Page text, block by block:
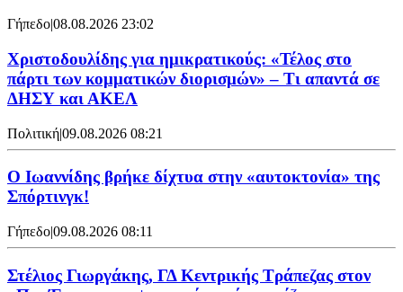
Γήπεδο|08.08.2026 23:02
Χριστοδουλίδης για ημικρατικούς: «Τέλος στο
πάρτι των κομματικών διορισμών» – Τι απαντά σε
ΔΗΣΥ και ΑΚΕΛ
Πολιτική|09.08.2026 08:21
Ο Ιωαννίδης βρήκε δίχτυα στην «αυτοκτονία» της
Σπόρτινγκ!
Γήπεδο|09.08.2026 08:11
Στέλιος Γιωργάκης, ΓΔ Κεντρικής Τράπεζας στον